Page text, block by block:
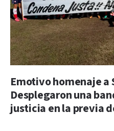
Emotivo homenaje a
Desplegaron una
justicia en la previa